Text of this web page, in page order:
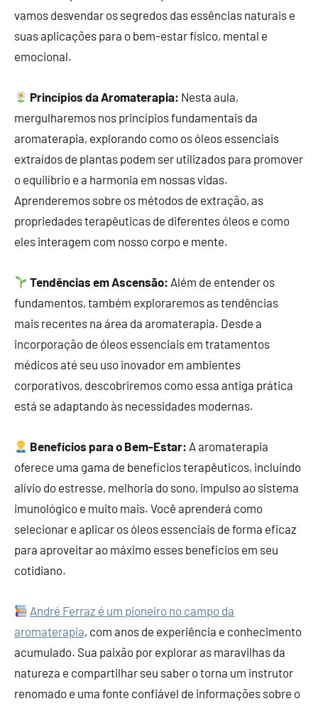
vamos desvendar os segredos das essências naturais e
suas aplicações para o bem-estar físico, mental e
emocional.
Princípios da Aromaterapia: Nesta aula,
mergulharemos nos princípios fundamentais da
aromaterapia, explorando como os óleos essenciais
extraídos de plantas podem ser utilizados para promover
o equilíbrio e a harmonia em nossas vidas.
Aprenderemos sobre os métodos de extração, as
propriedades terapêuticas de diferentes óleos e como
eles interagem com nosso corpo e mente.
Tendências em Ascensão: Além de entender os
fundamentos, também exploraremos as tendências
mais recentes na área da aromaterapia. Desde a
incorporação de óleos essenciais em tratamentos
médicos até seu uso inovador em ambientes
corporativos, descobriremos como essa antiga prática
está se adaptando às necessidades modernas.
Benefícios para o Bem-Estar: A aromaterapia
oferece uma gama de benefícios terapêuticos, incluindo
alívio do estresse, melhoria do sono, impulso ao sistema
imunológico e muito mais. Você aprenderá como
selecionar e aplicar os óleos essenciais de forma eficaz
para aproveitar ao máximo esses benefícios em seu
cotidiano.
André Ferraz é um pioneiro no campo da
aromaterapia, com anos de experiência e conhecimento
acumulado. Sua paixão por explorar as maravilhas da
natureza e compartilhar seu saber o torna um instrutor
renomado e uma fonte confiável de informações sobre o